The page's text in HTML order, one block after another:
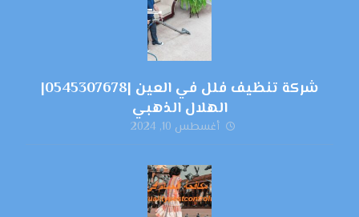
شركة تنظيف فلل في العين |0545307678|
الهلال الذهبي
أغسطس 10, 2024